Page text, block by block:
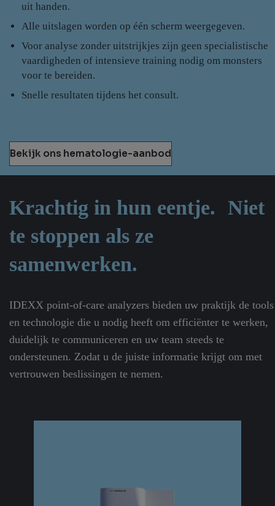
uit handen.
Alle uitslagen worden op één scherm weergegeven.
Voor analyse zonder uitstrijkjes zijn geen specialistische
vaardigheden of intensieve training nodig om monsters
voor te bereiden.
Snelle resultaten tijdens het consult.
Bekijk ons hematologie-aanbod
Krachtig in hun eentje. Niet
te stoppen als ze
samenwerken.
IDEXX point-of-care analyzers bieden uw praktijk de tools
en technologie die u nodig heeft om efficiënter te werken,
duidelijk te communiceren en uw team steeds te
ondersteunen. Zodat u de juiste informatie krijgt om met
vertrouwen beslissingen te nemen.